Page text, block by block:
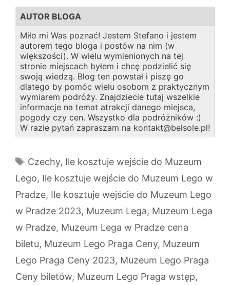
AUTOR BLOGA
Miło mi Was poznać! Jestem Stefano i jestem
autorem tego bloga i postów na nim (w
większości). W wielu wymienionych na tej
stronie miejscach byłem i chcę podzielić się
swoją wiedzą. Blog ten powstał i piszę go
dlatego by pomóc wielu osobom z praktycznym
wymiarem podróży. Znajdziecie tutaj wszelkie
informacje na temat atrakcji danego miejsca,
pogody czy cen. Wszystko dla podróżników :)
W razie pytań zapraszam na kontakt@belsole.pl!
Tagi
Czechy, Ile kosztuje wejście do Muzeum
Lego, Ile kosztuje wejście do Muzeum Lego w
Pradze, Ile kosztuje wejście do Muzeum Lego
w Pradze 2023, Muzeum Lega, Muzeum Lega
w Pradze, Muzeum Lega w Pradze cena
biletu, Muzeum Lego Praga Ceny, Muzeum
Lego Praga Ceny 2023, Muzeum Lego Praga
Ceny biletów, Muzeum Lego Praga wstęp,